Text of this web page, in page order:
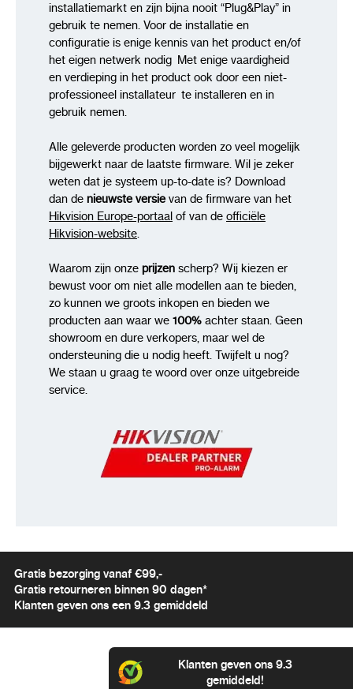
installatiemarkt en zijn bijna nooit “Plug&Play” in
gebruik te nemen. Voor de installatie en
configuratie is enige kennis van het product en/of
het eigen netwerk nodig Met enige vaardigheid
en verdieping in het product ook door een niet-
professioneel installateur te installeren en in
gebruik nemen.
Alle geleverde producten worden zo veel mogelijk
bijgewerkt naar de laatste firmware. Wil je zeker
weten dat je systeem up-to-date is? Download
dan de nieuwste versievan de firmware van het
Hikvision Europe-portaal of van de officiële
Hikvision-website.
Waarom zijn onze prijzen scherp? Wij kiezen er
bewust voor om niet alle modellen aan te bieden,
zo kunnen we groots inkopen en bieden we
producten aan waar we 100% achter staan. Geen
showroom en dure verkopers, maar wel de
ondersteuning die u nodig heeft. Twijfelt u nog?
We staan u graag te woord over onze uitgebreide
service.
Gratis bezorging vanaf €99,-
Gratis retourneren binnen 90 dagen*
Klanten geven ons een 9.3 gemiddeld
Klanten geven ons 9.3
gemiddeld!